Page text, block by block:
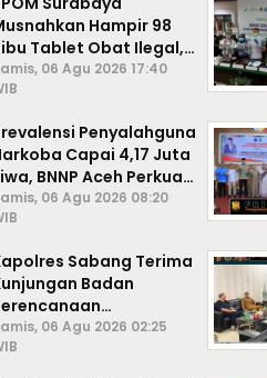
Hampir 98
Tablet Obat Ilegal,
Penyalahgunaan
Kalangan Pelajar
06 Agu 2026 17:40
Penyalahguna
Capai 4,17 Juta
BNNP Aceh Perkuat
di Subulussalam
06 Agu 2026 08:20
Sabang Terima
Badan
Daerah
Kota Sabang,
06 Agu 2026 02:25